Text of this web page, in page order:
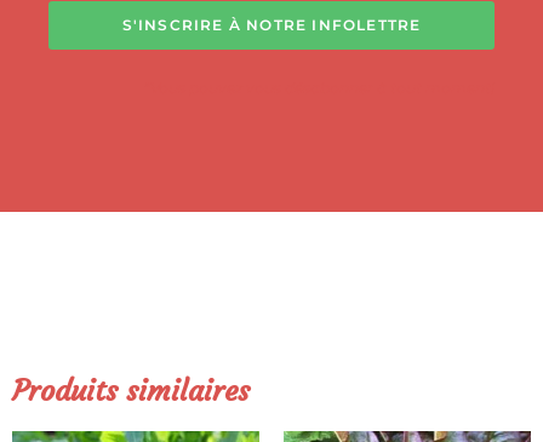
S'INSCRIRE À NOTRE INFOLETTRE
Produits similaires